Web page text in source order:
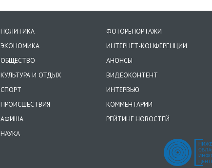
ПОЛИТИКА
ЭКОНОМИКА
ОБЩЕСТВО
КУЛЬТУРА И ОТДЫХ
СПОРТ
ПРОИСШЕСТВИЯ
АФИША
НАУКА
ФОТОРЕПОРТАЖИ
ИНТЕРНЕТ-КОНФЕРЕНЦИИ
АНОНСЫ
ВИДЕОКОНТЕНТ
ИНТЕРВЬЮ
КОММЕНТАРИИ
РЕЙТИНГ НОВОСТЕЙ